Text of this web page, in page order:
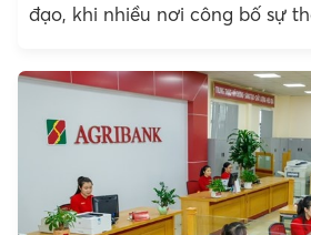
đạo, khi nhiều nơi công bố sự